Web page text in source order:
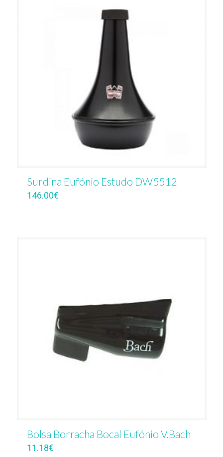
Surdina Eufónio Estudo DW5512
146.00€
Bolsa Borracha Bocal Eufónio V.Bach
11.18€